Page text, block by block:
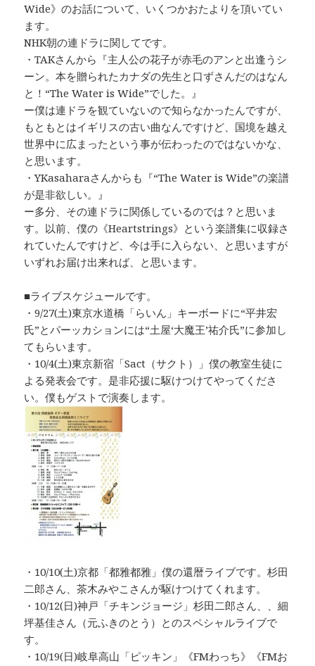
Wide》のお話について、いくつかおたよりを頂いてい
ます。
NHK朝の連ドラに関してです。
・TAKさんから『主人公の花子が赤毛のアンと出逢うシ
ーン。本を贈られたカナダの先生と口ずさんだのはなん
と！“The Water is Wide”でした。』
ー僕は連ドラを観ていないので知らなかったんですが、
もともとはイギリスの古い曲なんですけど、国境を越え
世界中に広まったという事が伝わったのではないかな、
と思います。
・YKasaharaさんからも『“The Water is Wide”の楽譜
が是非欲しい。』
ー多分、その連ドラに関係しているのでは？と思いま
す。以前、僕の《Heartstrings》という楽譜集に収録さ
れていたんですけど、今は手に入らない、と思いますが
いずれお届け出来れば、と思います。
■ライブスケジュールです。
・9/27(土)東京水道橋「らいん」キーボードに“平井宏
氏”とパーッカションには“土屋‘大魔王’祐介氏”に参加し
てもらいます。
・10/4(土)東京新宿「Sact（サクト）」僕の教室生徒に
よる発表会です。是非応援に駆けつけてやってくださ
い。僕もゲストで演奏します。
・10/10(土)京都「都雅都雅」僕の還暦ライブです。杉田
二郎さん、茶木みやこさんが駆けつけてくれます。
・10/12(日)神戸「チキンジョージ」杉田二郎さん、、細
坪基佳さん（元ふきのとう）とのスペシャルライブで
す。
・10/19(日)岐阜高山「ピッキン」《FMわっち》《FMお